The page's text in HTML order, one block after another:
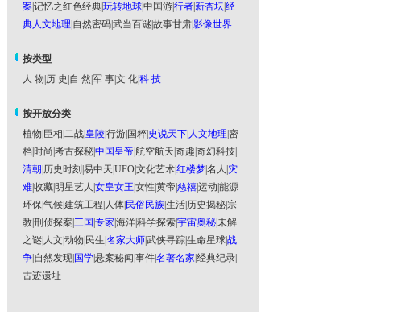
案 记忆之红色经典玩转地球中国游行者新杏坛经
典人文地理 自然密码武当百谜故事甘肃影像世界
按类型
人 物 历 史 自 然军 事文 化科 技
按开放分类
植物 臣相 二战 皇陵行游 国粹 史说天下 人文地理 密
档 时尚 考古探秘中国皇帝 航空航天 奇趣 奇幻科技
清朝 历史时刻 易中天 UFO文化艺术红楼梦名人 灾
难收藏明星艺人 女皇女王 女性 黄帝 慈禧运动 能源
环保气候建筑工程 人体 民俗民族生活 历史揭秘宗
教刑侦探案 三国 专家 海洋科学探索宇宙奥秘未解
之谜 人文 动物 民生 名家大师武侠寻踪生命星球战
争 自然发现 国学悬案秘闻 事件名著名家 经典纪录
古迹遗址